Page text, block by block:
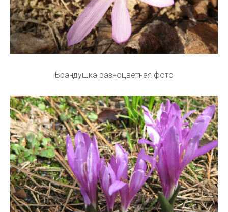
Брандушка разноцветная фото